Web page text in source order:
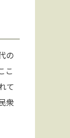
の
こ
て
衆